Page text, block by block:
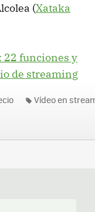
(Xataka
22 funciones y
de streaming
Vídeo en